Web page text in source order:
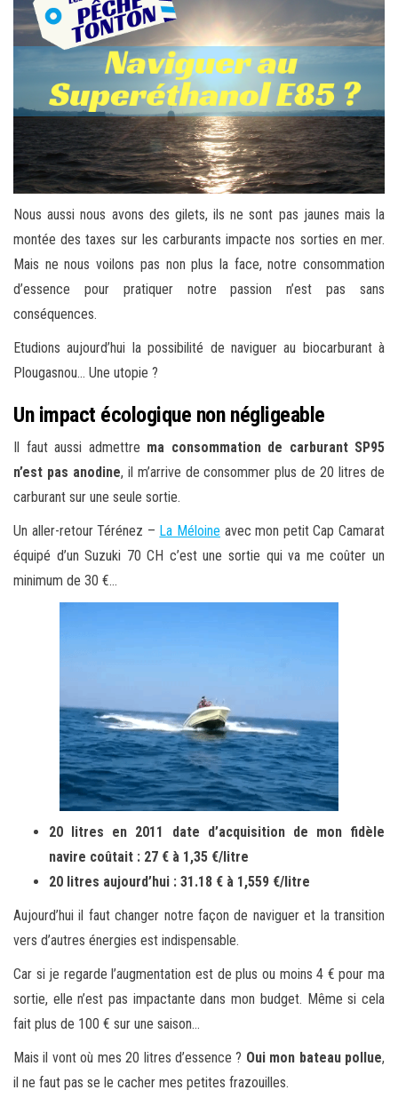
Nous aussi nous avons des gilets, ils ne sont pas jaunes mais la
montée des taxes sur les carburants impacte nos sorties en mer.
Mais ne nous voilons pas non plus la face, notre consommation
d’essence pour pratiquer notre passion n’est pas sans
conséquences.
Etudions aujourd’hui la possibilité de naviguer au biocarburant à
Plougasnou… Une utopie ?
Un impact écologique non négligeable
Il faut aussi admettre ma consommation de carburant SP95
n’est pas anodine, il m’arrive de consommer plus de 20 litres de
carburant sur une seule sortie.
Un aller-retour Térénez – La Méloine avec mon petit Cap Camarat
équipé d’un Suzuki 70 CH c’est une sortie qui va me coûter un
minimum de 30 €…
20 litres en 2011 date d’acquisition de mon fidèle
navire coûtait : 27 € à 1,35 €/litre
20 litres aujourd’hui : 31.18 € à 1,559 €/litre
Aujourd’hui il faut changer notre façon de naviguer et la transition
vers d’autres énergies est indispensable.
Car si je regarde l’augmentation est de plus ou moins 4 € pour ma
sortie, elle n’est pas impactante dans mon budget. Même si cela
fait plus de 100 € sur une saison…
Mais il vont où mes 20 litres d’essence ? Oui mon bateau pollue,
il ne faut pas se le cacher mes petites frazouilles.